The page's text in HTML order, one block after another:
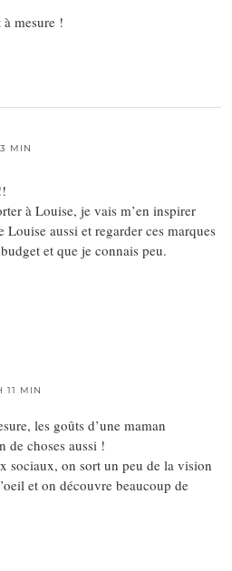
mesure !
MIN
à Louise, je vais m’en inspirer
aussi et regarder ces marques
et que je connais peu.
11 MIN
les goûts d’une maman
de choses aussi !
sociaux, on sort un peu de la vision
et on découvre beaucoup de